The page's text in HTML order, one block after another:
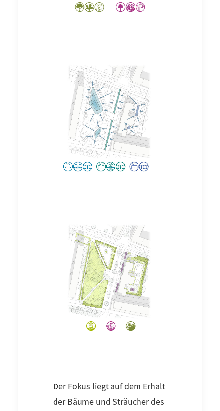
Der Fokus liegt auf dem Erhalt
der Bäume und Sträucher des